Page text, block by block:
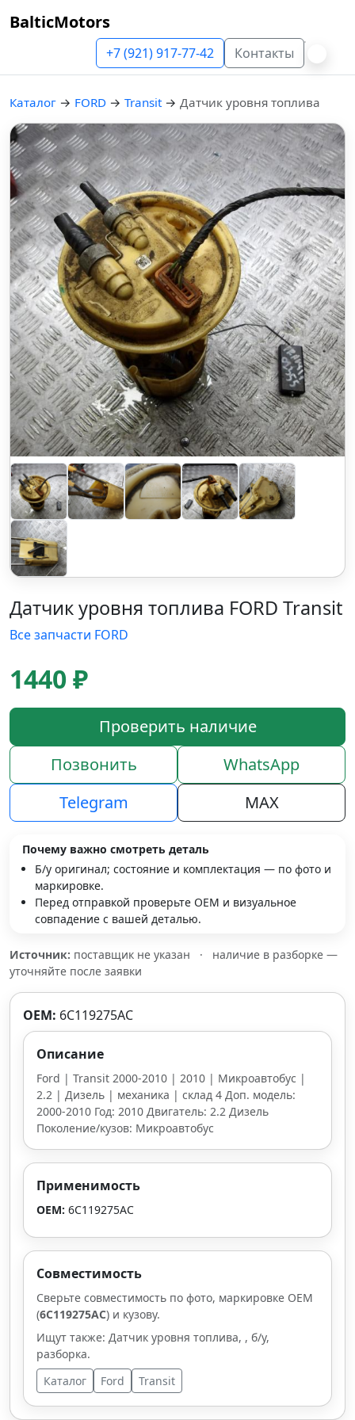
BalticMotors
+7 (921) 917-77-42 Контакты
Каталог → FORD → Transit → Датчик уровня топлива
Датчик уровня топлива FORD Transit
Все запчасти FORD
1440 ₽
Проверить наличие
Позвонить
WhatsApp
Telegram
MAX
Почему важно смотреть деталь
Б/у оригинал; состояние и комплектация — по фото и
маркировке.
Перед отправкой проверьте OEM и визуальное
совпадение с вашей деталью.
Источник: поставщик не указан ·
наличие в разборке —
уточняйте после заявки
OEM: 6C119275AC
Описание
Ford | Transit 2000-2010 | 2010 | Микроавтобус |
2.2 | Дизель | механика | склад 4 Доп. модель:
2000-2010 Год: 2010 Двигатель: 2.2 Дизель
Поколение/кузов: Микроавтобус
Применимость
OEM: 6C119275AC
Совместимость
Сверьте совместимость по фото, маркировке OEM
(6C119275AC) и кузову.
Ищут также: Датчик уровня топлива, , б/у,
разборка.
Каталог
Ford Transit